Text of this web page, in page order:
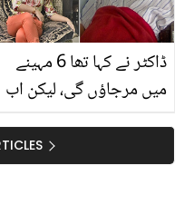
ڈاکٹر نے کہا تھا 6 مہینے
میں مرجاؤں گی، لیکن اب
سے کیسے یہ خاتون زندہ
بچ نکلیں؟